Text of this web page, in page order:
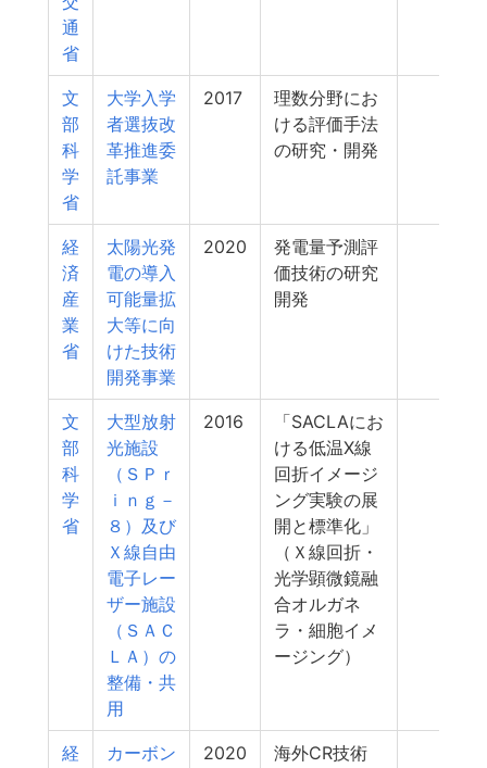
通
省
文
部
科
学
省
大学入学
者選抜改
革推進委
託事業
2017
理数分野にお
ける評価手法
の研究・開発
経
済
産
業
省
太陽光発
電の導入
可能量拡
大等に向
けた技術
開発事業
2020
発電量予測評
価技術の研究
開発
文
部
科
学
省
大型放射
光施設
（ＳＰｒ
ｉｎｇ－
８）及び
Ｘ線自由
電子レー
ザー施設
（ＳＡＣ
ＬＡ）の
整備・共
用
2016
「SACLAにお
ける低温X線
回折イメージ
ング実験の展
開と標準化」
（Ｘ線回折・
光学顕微鏡融
合オルガネ
ラ・細胞イメ
ージング）
経 カーボン 2020 海外CR技術